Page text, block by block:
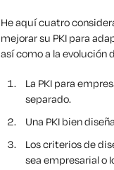
He aquí cuatro
mejorar su PKI para
así como a la evolución
La PKI para
separado.
Una PKI bien
Los criterios de
sea empresarial o